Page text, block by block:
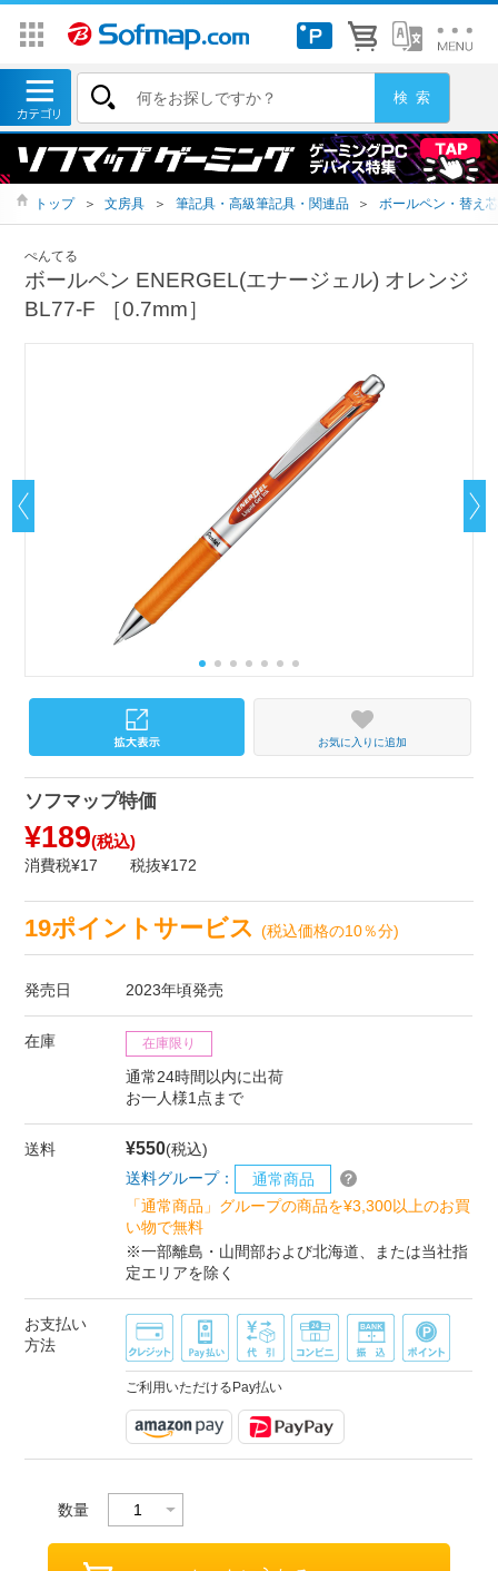
トップ ＞ 文房具 ＞ 筆記具・高級筆記具・関連品 ＞ ボールペン・替え芯
ぺんてる
ボールペン ENERGEL(エナージェル) オレンジ
BL77-F ［0.7mm］
お気に入りに追加
ソフマップ特価
¥189(税込)
消費税¥17 税抜¥172
19ポイントサービス(税込価格の10％分)
発売日 2023年頃発売
在庫 在庫限り
通常24時間以内に出荷
お一人様1点まで
送料 ¥550(税込)
送料グループ：
通常商品
「通常商品」グループの商品を¥3,300以上のお買
い物で無料
※一部離島・山間部および北海道、または当社指
定エリアを除く
お支払い
方法
ご利用いただけるPay払い
数量